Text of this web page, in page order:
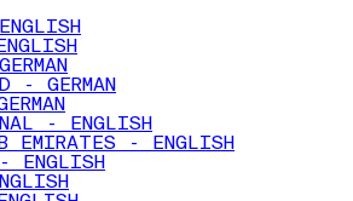
- GERMAN
- ENGLISH
EMIRATES - ENGLISH
ENGLISH